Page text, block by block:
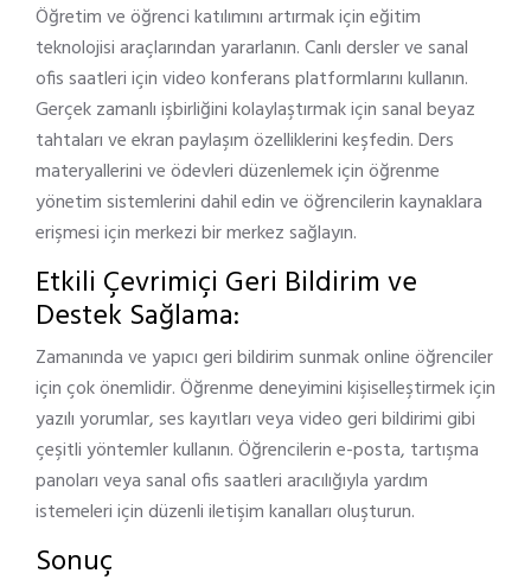
Öğretim ve öğrenci katılımını artırmak için eğitim
teknolojisi araçlarından yararlanın. Canlı dersler ve sanal
ofis saatleri için video konferans platformlarını kullanın.
Gerçek zamanlı işbirliğini kolaylaştırmak için sanal beyaz
tahtaları ve ekran paylaşım özelliklerini keşfedin. Ders
materyallerini ve ödevleri düzenlemek için öğrenme
yönetim sistemlerini dahil edin ve öğrencilerin kaynaklara
erişmesi için merkezi bir merkez sağlayın.
Etkili Çevrimiçi Geri Bildirim ve
Destek Sağlama:
Zamanında ve yapıcı geri bildirim sunmak online öğrenciler
için çok önemlidir. Öğrenme deneyimini kişiselleştirmek için
yazılı yorumlar, ses kayıtları veya video geri bildirimi gibi
çeşitli yöntemler kullanın. Öğrencilerin e-posta, tartışma
panoları veya sanal ofis saatleri aracılığıyla yardım
istemeleri için düzenli iletişim kanalları oluşturun.
Sonuç